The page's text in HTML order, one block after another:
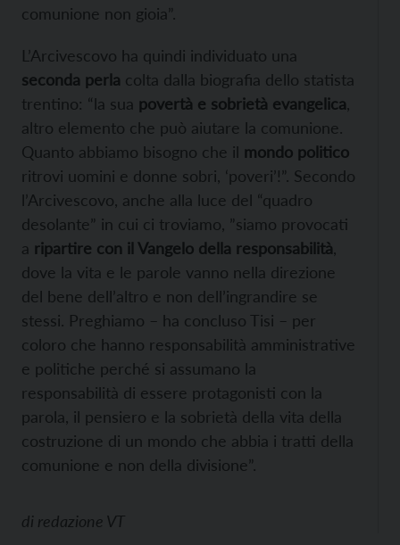
comunione non gioia”.
L’Arcivescovo ha quindi individuato una
seconda perla colta dalla biografia dello statista
trentino: “la sua povertà e sobrietà evangelica
altro elemento che può aiutare la comunione.
Quanto abbiamo bisogno che il mondo politico
ritrovi uomini e donne sobri, ‘poveri’!”. Secondo
l’Arcivescovo, anche alla luce del “quadro
desolante” in cui ci troviamo, ”siamo provocati
a ripartire con il Vangelo della responsabilità
dove la vita e le parole vanno nella direzione
del bene dell’altro e non dell’ingrandire se
stessi. Preghiamo – ha concluso Tisi – per
coloro che hanno responsabilità amministrative
e politiche perché si assumano la
responsabilità di essere protagonisti con la
parola, il pensiero e la sobrietà della vita della
costruzione di un mondo che abbia i tratti della
comunione e non della divisione”.
di redazione VT